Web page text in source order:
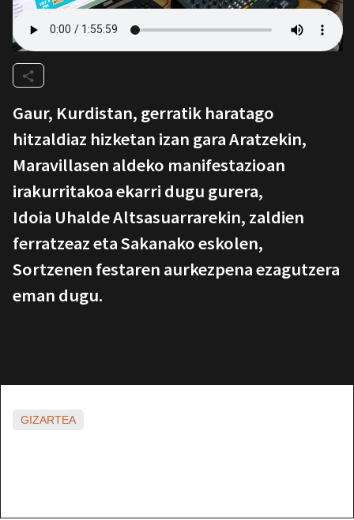
Gaur, Kurdistan, gerratik haratago
hitzaldiaz hizketan izan gara Aratzekin,
Maravillasen aldeko manifestazioan
irakurritakoa ekarri dugu gurera,
Idoia Uhalde Altsasuarrarekin, zaldien
ferratzeaz eta Sakanako eskolen,
Sortzenen festaren aurkezpena ezagutzera
eman dugu.
GIZARTEA